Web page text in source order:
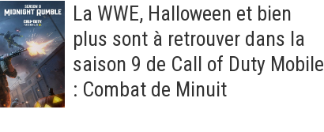
La WWE, Halloween et bien
plus sont à retrouver dans la
saison 9 de Call of Duty Mobile
: Combat de Minuit